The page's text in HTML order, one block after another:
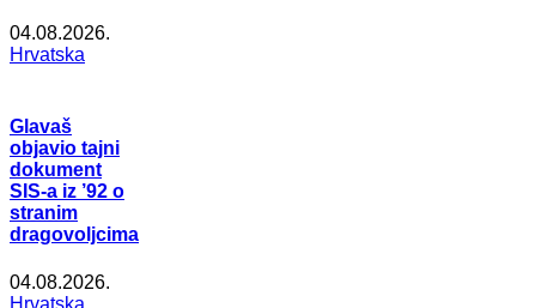
04.08.2026.
Hrvatska
Glavaš
objavio tajni
dokument
SIS-a iz ’92 o
stranim
dragovoljcima
04.08.2026.
Hrvatska